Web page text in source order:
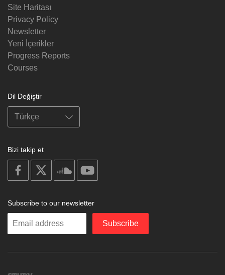
Site Haritası
Privacy Policy
Newsletter
Yeni İçerikler
Progress Reports
Courses
Dil Değiştir
Bizi takip et
on
facebook
on
on
soundcloud
Subscribe to our newsletter
Enter
Subscribe